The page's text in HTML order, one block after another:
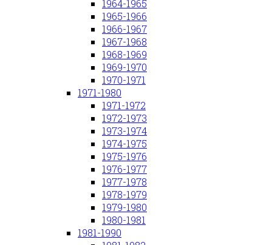
1964-1965
1965-1966
1966-1967
1967-1968
1968-1969
1969-1970
1970-1971
1971-1980
1971-1972
1972-1973
1973-1974
1974-1975
1975-1976
1976-1977
1977-1978
1978-1979
1979-1980
1980-1981
1981-1990